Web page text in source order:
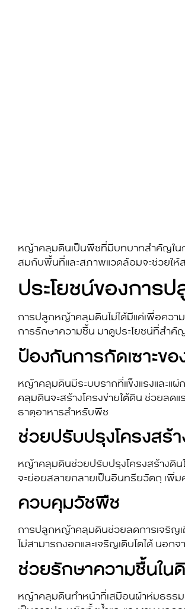
หญ้าคลุมดินเป็นพืชที่มีบทบาทสำคัญใน
สมกับพื้นที่และสภาพแวดล้อมจะช่วยให้
ประโยชน์ของการป
การปลูกหญ้าคลุมดินไม่ได้มีแค่เพื่อคว
การรักษาความชื้น มาดูประโยชน์ที่สำคั
ป้องกันการกัดเซาะข
หญ้าคลุมดินมีระบบรากที่แข็งแรงและแ
คลุมดินจะสร้างโครงข่ายใต้ดิน ช่วยล
ธาตุอาหารสำหรับพืช
ช่วยปรับปรุงโครงสร้
หญ้าคลุมดินช่วยปรับปรุงโครงสร้างดิ
จะย่อยสลายกลายเป็นอินทรียวัตถุ เพิ่
ควบคุมวัชพืช
การปลูกหญ้าคลุมดินช่วยลดการเจริญ
ไม่สามารถงอกและเจริญเติบโตได้ นอ
ช่วยรักษาความชื้นใน
หญ้าคลุมดินทำหน้าที่เสมือนผ้าห่มธรร